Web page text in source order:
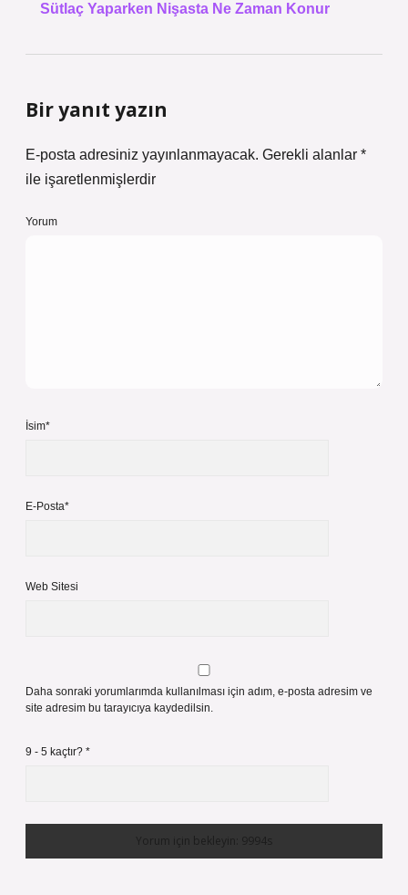
Sütlaç Yaparken Nişasta Ne Zaman Konur
Bir yanıt yazın
E-posta adresiniz yayınlanmayacak. Gerekli alanlar *
ile işaretlenmişlerdir
Yorum
İsim*
E-Posta*
Web Sitesi
Daha sonraki yorumlarımda kullanılması için adım, e-posta adresim ve
site adresim bu tarayıcıya kaydedilsin.
9 - 5 kaçtır? *